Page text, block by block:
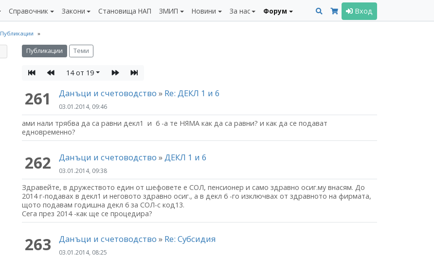
Справочник Закони Становища НАП ЗМИП Новини За нас Форум Вход
Публикации
Публикации Теми
14 от 19
261 Данъци и счетоводство » Re: ДЕКЛ 1 и 6
03.01.2014, 09:46
ами нали трябва да са равни декл1 и 6 -а те НЯМА как да са равни? и как да се подават
едновременно?
262 Данъци и счетоводство »ДЕКЛ 1 и 6
03.01.2014, 09:38
Здравейте, в дружеството един от шефовете е СОЛ, пенсионер и само здравно осиг.му внасям. До
2014 г-подавах в декл1 и неговото здравно осиг., а в декл 6 -го изключвах от здравното на фирмата,
щото подавам годишна декл 6 за СОЛ-с код13.
Сега през 2014 -как ще се процедира?
263 Данъци и счетоводство » Re: Субсидия
03.01.2014, 08:25